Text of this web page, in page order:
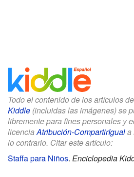
Todo el contenido de los artículos
Kiddle (incluidas las imágenes) se
libremente para fines personales y
licenciaAtribución-CompartirIguala
lo contrario. Citar este artículo:
Staffa para Niños. Enciclopedia